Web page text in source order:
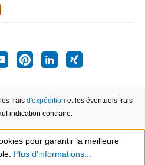
frais d'expédition et les éventuels frais
indication contraire.
pour garantir la meilleure
Plus d'informations...